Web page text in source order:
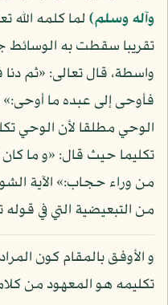
وآله وسلم)لما كلمه الله
تقريبا سقطت به
واسطة، قال تعالى: «ثم
الوحي مطلقا لأن الوحي
تكليما حيث قال: «و ما كان
من التبعيضية التي في
و الأوفق بالمقام كون
تكليمه هو المعهود من